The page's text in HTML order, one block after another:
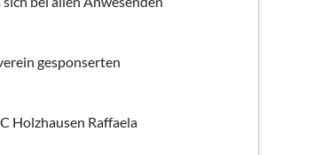
gesponserten
Holzhausen Raffaela